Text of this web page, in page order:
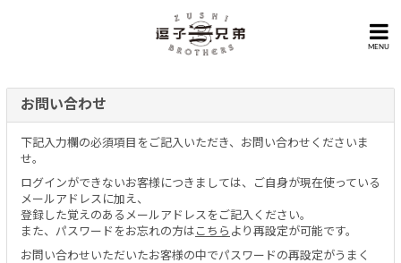
MENU
お問い合わせ
下記入力欄の必須項目をご記入いただき、お問い合わせくださいま
せ。
ログインができないお客様につきましては、ご自身が現在使っている
メールアドレスに加え、
登録した覚えのあるメールアドレスをご記入ください。
また、パスワードをお忘れの方は こちら より再設定が可能です。
お問い合わせいただいたお客様の中でパスワードの再設定がうまく